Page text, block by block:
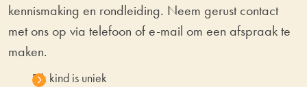
kennismaking en rondleiding. Neem gerust contact
met ons op via telefoon of e-mail om een afspraak te
maken.
Elk kind is uniek